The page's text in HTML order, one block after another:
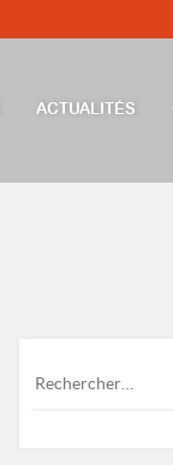
ACTUALITÉS